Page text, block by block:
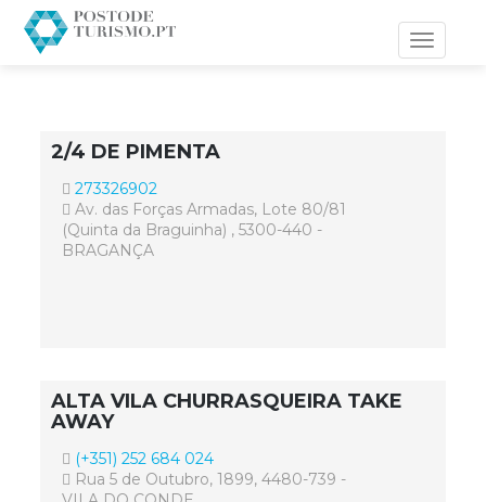
Toggle
2/4 DE PIMENTA
273326902
Av. das Forças Armadas, Lote 80/81
(Quinta da Braguinha) , 5300-440 -
BRAGANÇA
ALTA VILA CHURRASQUEIRA TAKE
AWAY
(+351) 252 684 024
Rua 5 de Outubro, 1899, 4480-739 -